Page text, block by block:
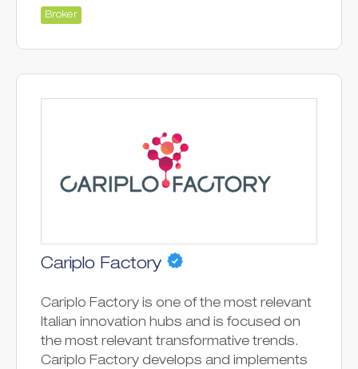
Broker
Cariplo Factory
Cariplo Factory is one of the most relevant
Italian innovation hubs and is focused on
the most relevant transformative trends.
Cariplo Factory develops and implements